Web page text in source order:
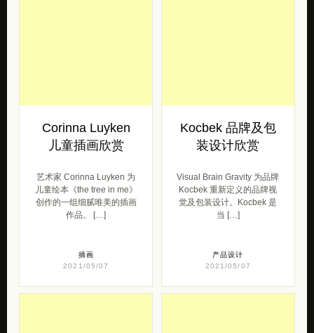
Corinna Luyken
儿童插画欣赏
艺术家 Corinna Luyken 为
儿童绘本《the tree in me》
创作的一组细腻唯美的插画
作品。 […]
插画
2021/05/07
Kocbek 品牌及包
装设计欣赏
Visual Brain Gravity 为品牌
Kocbek 重新定义的品牌视
觉及包装设计。Kocbek 是
当 […]
产品设计
2021/05/07